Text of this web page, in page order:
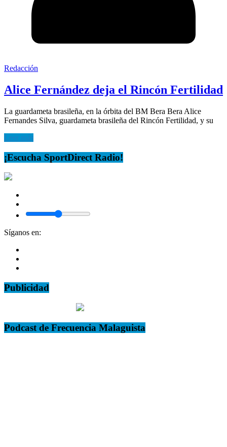
Redacción
Alice Fernández deja el Rincón Fertilidad
La guardameta brasileña, en la órbita del BM Bera Bera Alice
Fernandes Silva, guardameta brasileña del Rincón Fertilidad, y su
Leer más
¡Escucha SportDirect Radio!
Síganos en:
Publicidad
Podcast de Frecuencia Malaguista